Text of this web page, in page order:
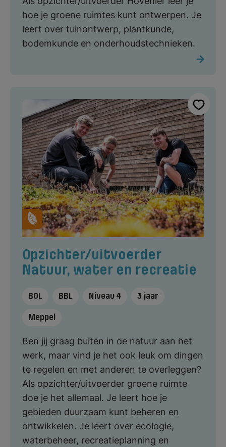
hoe je groene ruimtes kunt ontwerpen. Je
leert over tuinontwerp, plantkunde,
bodemkunde en onderhoudstechnieken.
Opzichter/uitvoerder
Natuur, water en recreatie
BOL BBL Niveau 4 3 jaar
Meppel
Ben jij graag buiten in de natuur aan het
werk, maar vind je het ook leuk om dingen
te regelen en met anderen te overleggen?
Als opzichter/uitvoerder groene ruimte
doe je het allemaal. Je leert hoe je
gebieden duurzaam kunt beheren en
ontwikkelen. Je leert over ecologie,
waterbeheer, recreatieplanning en